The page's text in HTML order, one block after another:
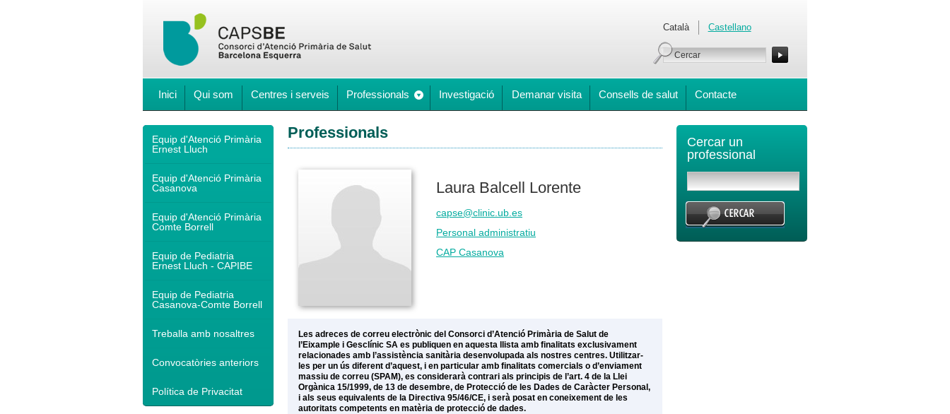
Català Castellano
Inici Qui som Centres i serveis Professionals Investigació Demanar visita Consells de salut Contacte
Equip d'Atenció Primària
Ernest Lluch
Equip d'Atenció Primària
Casanova
Equip d'Atenció Primària
Comte Borrell
Equip de Pediatria
Ernest Lluch - CAPIBE
Equip de Pediatria
Casanova-Comte Borrell
Treballa amb nosaltres
Convocatòries anteriors
Política de Privacitat
Professionals
Laura Balcell Lorente
capse@clinic.ub.es
Personal administratiu
CAP Casanova
Les adreces de correu electrònic del Consorci d’Atenció Primària de Salut de
l’Eixample i Gesclínic SA es publiquen en aquesta llista amb finalitats exclusivament
relacionades amb l’assistència sanitària desenvolupada als nostres centres. Utilitzar-
les per un ús diferent d’aquest, i en particular amb finalitats comercials o d’enviament
massiu de correu (SPAM), es considerarà contrari als principis de l’art. 4 de la Llei
Orgànica 15/1999, de 13 de desembre, de Protecció de les Dades de Caràcter Personal,
i als seus equivalents de la Directiva 95/46/CE, i serà posat en coneixement de les
autoritats competents en matèria de protecció de dades.
Cercar un
professional